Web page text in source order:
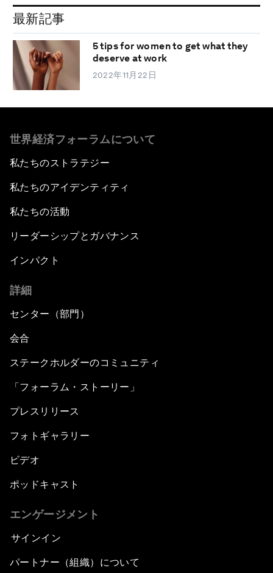
最新記事
5 tips for women to get what they
deserve at work
2022年11月22日
世界経済フォーラムについて
私たちのストラテジー
私たちのアイデンティティ
私たちの活動
リーダーシップとガバナンス
インパクト
詳細
センター（部門）
会合
ステークホルダーのコミュニティ
「フォーラム・ストーリー」
プレスリリース
フォトギャラリー
ビデオ
ポッドキャスト
エンゲージメント
サインイン
パートナー（組織）について